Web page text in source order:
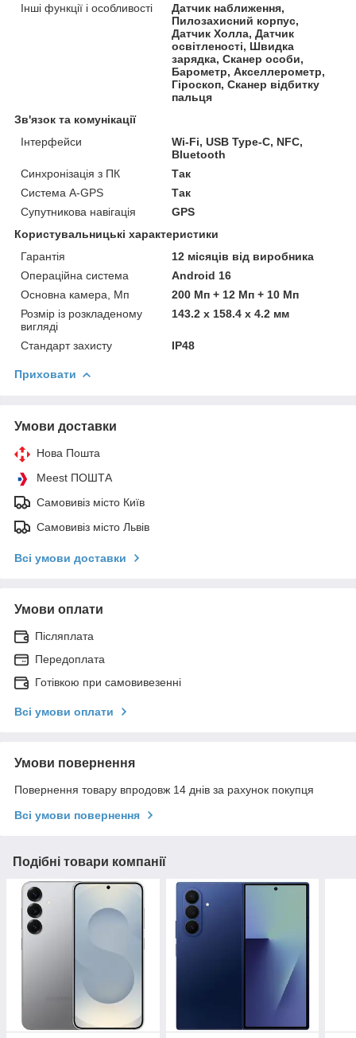
Інші функції і особливості
Датчик наближення,
Пилозахисний корпус,
Датчик Холла, Датчик
освітленості, Швидка
зарядка, Сканер особи,
Барометр, Акселлерометр,
Гіроскоп, Сканер відбитку
пальця
Зв'язок та комунікації
Інтерфейси
Wi-Fi, USB Type-C, NFC,
Bluetooth
Синхронізація з ПК
Так
Система A-GPS
Так
Супутникова навігація
GPS
Користувальницькі характеристики
Гарантія
12 місяців від виробника
Операційна система
Android 16
Основна камера, Мп
200 Мп + 12 Мп + 10 Мп
Розмір із розкладеному
вигляді
143.2 x 158.4 x 4.2 мм
Стандарт захисту IP48
Приховати
Умови доставки
Нова Пошта
Meest ПОШТА
Самовивіз місто Київ
Самовивіз місто Львів
Всі умови доставки
Умови оплати
Післяплата
Передоплата
Готівкою при самовивезенні
Всі умови оплати
Умови повернення
Повернення товару впродовж 14 днів за рахунок покупця
Всі умови повернення
Подібні товари компанії